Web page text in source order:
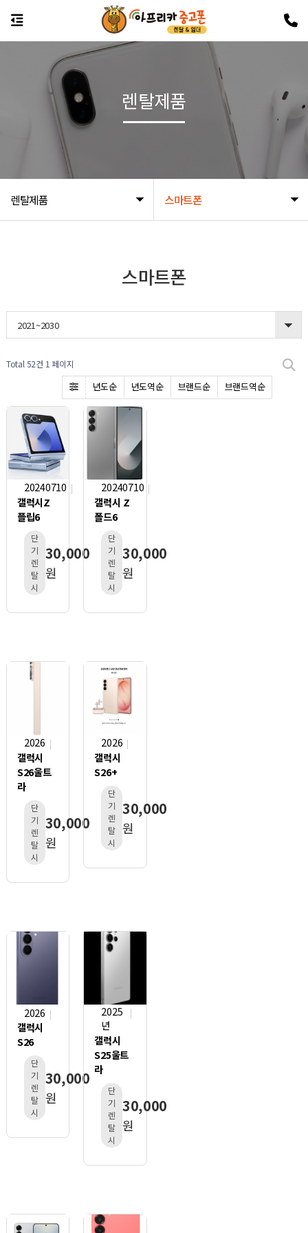
렌탈제품 스마트폰
렌탈제품
스마트폰
2021~2030
Total 52건 1 페이지
년도순 년도역순 브랜드순 브랜드역순
20240710
갤럭시Z
플립6
단
기
렌
탈
시
30,000
원
20240710
갤럭시 Z
폴드6
단
기
렌
탈
시
30,000
원
2026
갤럭시
S26울트
라
단
기
렌
탈
시
30,000
원
2026
갤럭시
S26+
단
기
렌
탈
시
30,000
원
2026
갤럭시
S26
단
기
렌
탈
시
30,000
원
2025
년
갤럭시
S25울트
라
단
기
렌
탈
시
30,000
원